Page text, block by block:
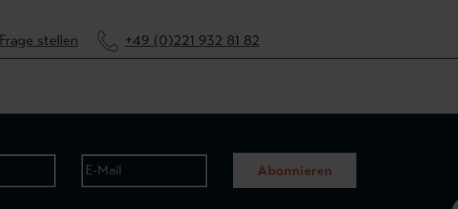
Frage stellen +49 (0)221 932 81 82
Abonnieren